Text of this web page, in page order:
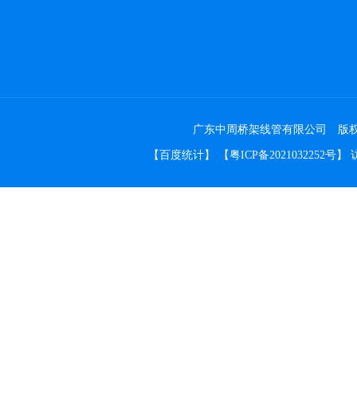
广东中周桥架线管有限公司 版
【百度统计】 【粤ICP备2021032252号】